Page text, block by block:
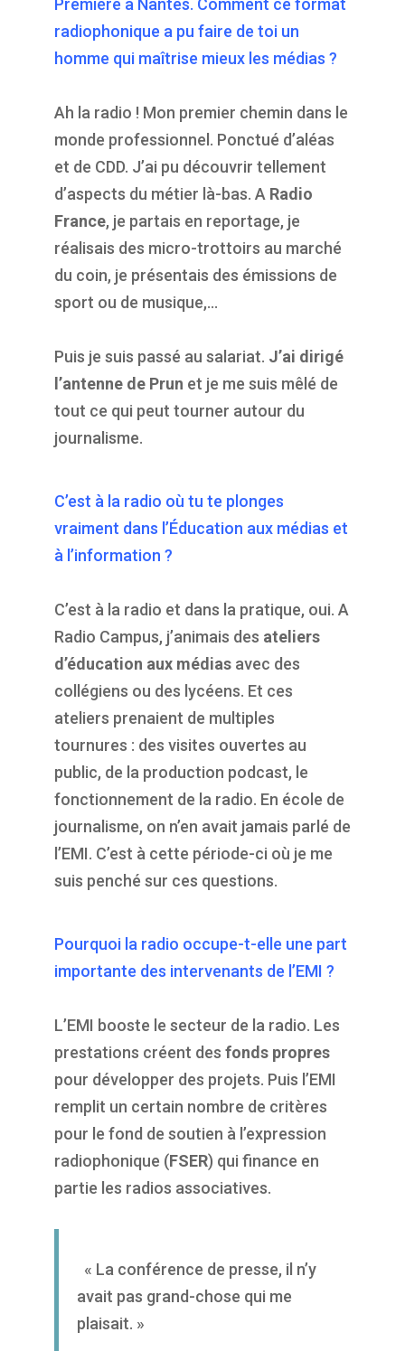
Première à Nantes. Comment ce format
radiophonique a pu faire de toi un
homme qui maîtrise mieux les médias ?
Ah la radio ! Mon premier chemin dans le
monde professionnel. Ponctué d’aléas
et de CDD. J’ai pu découvrir tellement
d’aspects du métier là-bas. A Radio
France, je partais en reportage, je
réalisais des micro-trottoirs au marché
du coin, je présentais des émissions de
sport ou de musique,…
Puis je suis passé au salariat. J’ai dirigé
l’antenne de Prun et je me suis mêlé de
tout ce qui peut tourner autour du
journalisme.
C’est à la radio où tu te plonges
vraiment dans l’Éducation aux médias et
à l’information ?
C’est à la radio et dans la pratique, oui. A
Radio Campus, j’animais des ateliers
d’éducation aux médiasavec des
collégiens ou des lycéens. Et ces
ateliers prenaient de multiples
tournures : des visites ouvertes au
public, de la production podcast, le
fonctionnement de la radio. En école de
journalisme, on n’en avait jamais parlé de
l’EMI. C’est à cette période-ci où je me
suis penché sur ces questions.
Pourquoi la radio occupe-t-elle une part
importante des intervenants de l’EMI ?
L’EMI booste le secteur de la radio. Les
prestations créent des fonds propres
pour développer des projets. Puis l’EMI
remplit un certain nombre de critères
pour le fond de soutien à l’expression
radiophonique (FSER) qui finance en
partie les radios associatives.
« La conférence de presse, il n’y
avait pas grand-chose qui me
plaisait. »